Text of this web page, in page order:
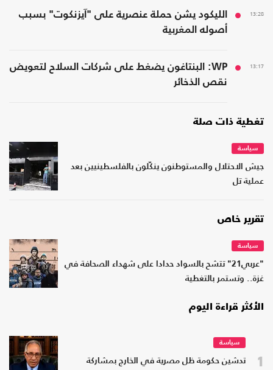
13:28
الليكود يشن حملة عنصرية على "آيزنكوت" بسبب
أصوله المغربية
13:17
WP: البنتاغون يضغط على شركات السلاح لتعويض
نقص الذخائر
تغطية ذات صلة
سياسة
جيش الاحتلال والمستوطنون ينكّلون بالفلسطينيين بعد
عملية تل
تقرير خاص
سياسة
"عربي21" تتشح بالسواد حدادا على شهداء الصحافة في
غزة.. وتستمر بالتغطية
الأكثر قراءة اليوم
1
سياسة
تدشين حكومة ظل مصرية في الخارج بمشاركة